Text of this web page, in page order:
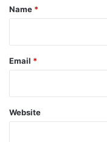
*
Name *
Email *
Website